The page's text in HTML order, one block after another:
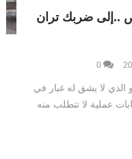
..إلى ضربك تران
0
الذي لا يشق له غبار في
عملية لا تتطلب منه